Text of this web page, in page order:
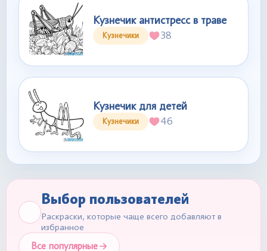
Кузнечик антистресс в траве
Кузнечики 38
Кузнечик для детей
Кузнечики 46
Выбор пользователей
Раскраски, которые чаще всего добавляют в
избранное
Все популярные